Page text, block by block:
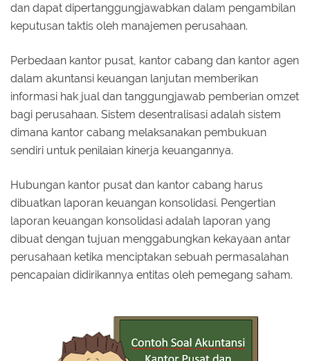
dan dapat dipertanggungjawabkan dalam pengambilan
keputusan taktis oleh manajemen perusahaan.
Perbedaan kantor pusat, kantor cabang dan kantor agen
dalam akuntansi keuangan lanjutan memberikan
informasi hak jual dan tanggungjawab pemberian omzet
bagi perusahaan. Sistem desentralisasi adalah sistem
dimana kantor cabang melaksanakan pembukuan
sendiri untuk penilaian kinerja keuangannya.
Hubungan kantor pusat dan kantor cabang harus
dibuatkan laporan keuangan konsolidasi. Pengertian
laporan keuangan konsolidasi adalah laporan yang
dibuat dengan tujuan menggabungkan kekayaan antar
perusahaan ketika menciptakan sebuah permasalahan
pencapaian didirikannya entitas oleh pemegang saham.